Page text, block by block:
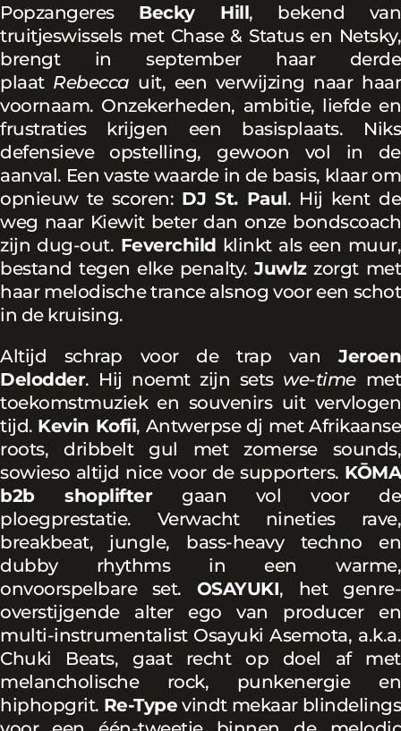
Popzangeres Becky Hill, bekend van
truitjeswissels met Chase & Status en Netsky,
brengt in september haar derde
plaat Rebecca uit, een verwijzing naar haar
voornaam. Onzekerheden, ambitie, liefde en
frustraties krijgen een basisplaats. Niks
defensieve opstelling, gewoon vol in de
aanval. Een vaste waarde in de basis, klaar om
opnieuw te scoren: DJ St. Paul. Hij kent de
weg naar Kiewit beter dan onze bondscoach
zijn dug-out. Feverchild klinkt als een muur,
bestand tegen elke penalty.Juwlzzorgt met
haar melodische trance alsnog voor een schot
in de kruising.
Altijd schrap voor de trap van Jeroen
Delodder. Hij noemt zijn sets we-timemet
toekomstmuziek en souvenirs uit vervlogen
tijd. Kevin Kofii, Antwerpse dj met Afrikaanse
roots, dribbelt gul met zomerse sounds,
sowieso altijd nice voor de supporters. KŌMA
b2b shopliftergaan vol voor de
ploegprestatie. Verwacht nineties rave,
breakbeat, jungle, bass-heavy techno en
dubby rhythms in een warme,
onvoorspelbare set. OSAYUKI, het genre-
overstijgende alter ego van producer en
multi-instrumentalist Osayuki Asemota, a.k.a.
Chuki Beats, gaat recht op doel af met
melancholische rock, punkenergie en
hiphopgrit. Re-Type vindt mekaar blindelings